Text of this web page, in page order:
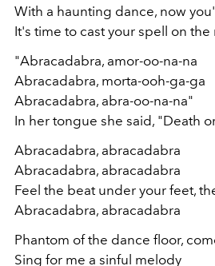
With a haunting dance, now
It's time to cast your spell on the
"Abracadabra, amor-oo-na-na
Abracadabra, morta-ooh-ga-ga
Abracadabra, abra-oo-na-na"
In her tongue she said, "Death
Abracadabra, abracadabra
Abracadabra, abracadabra
Feel the beat under your feet,
Abracadabra, abracadabra
Phantom of the dance floor,
Sing for me a sinful melody